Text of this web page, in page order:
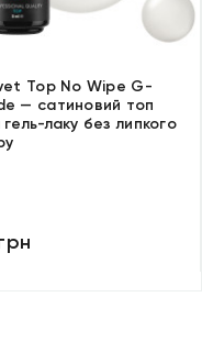
Top No Wipe G-
— сатиновий топ
гель-лаку без липкого